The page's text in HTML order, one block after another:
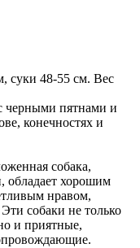
суки 48-55 см. Вес
черными пятнами и
конечностях и
собака,
обладает хорошим
нравом,
собаки не только
и приятные,